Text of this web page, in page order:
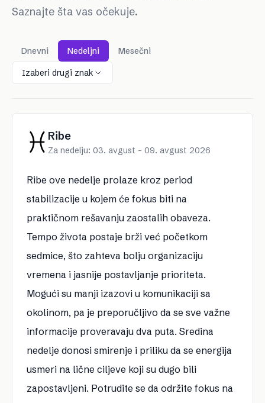
Saznajte šta vas očekuje.
Dnevni Nedeljni Mesečni
Izaberi drugi znak
Ribe
Za nedelju: 03. avgust – 09. avgust 2026
Ribe ove nedelje prolaze kroz period
stabilizacije u kojem će fokus biti na
praktičnom rešavanju zaostalih obaveza.
Tempo života postaje brži već početkom
sedmice, što zahteva bolju organizaciju
vremena i jasnije postavljanje prioriteta.
Mogući su manji izazovi u komunikaciji sa
okolinom, pa je preporučljivo da se sve važne
informacije proveravaju dva puta. Sredina
nedelje donosi smirenje i priliku da se energija
usmeri na lične ciljeve koji su dugo bili
zapostavljeni. Potrudite se da održite fokus na